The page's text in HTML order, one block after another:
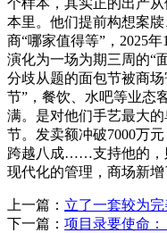
个样本，其实正的出产
本里。他们提前构想案
商“哪家值得等”，2025
演化为一场为期三周的“
分歧从题的面包节被商
节”，餐饮、水吧等业态
满。是对他们手艺最大
节。发卖额冲破7000万
跨越八成……支持他的，
现代化的管理，商场新增
上一篇： 立了一套较为
下一篇： 项目录要使命：